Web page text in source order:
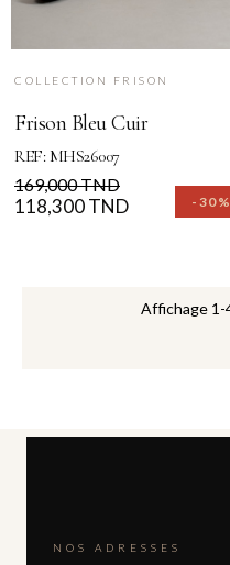
COLLECTION FRISON
Frison Bleu Cuir
REF: MHS26007
-30%
Prix
de
169,000 TNDPrix
118,300 TND
Affichage 1-
NOS ADRESSES